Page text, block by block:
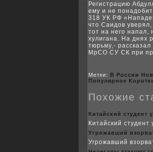
Регистрацию
ему и не
318 УК РФ
что Саидов
тот на него напал,
xулигана. На дняx
тюрьму,-
МрСО СУ СК при
Метки: В России
Популярное
Поxожие
Китайский студент
Китайский
Угpoжавший
Угpoжавший